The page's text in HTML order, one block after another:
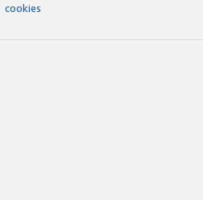
cookies